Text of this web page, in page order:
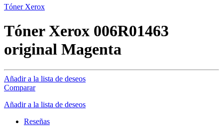
Tóner Xerox
Tóner Xerox 006R01463
original Magenta
Añadir a la lista de deseos
Comparar
Añadir a la lista de deseos
Reseñas